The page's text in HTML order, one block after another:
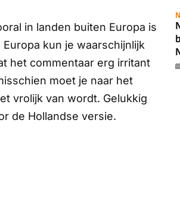
in landen buiten Europa is
kun je waarschijnlijk
het commentaar erg irritant
moet je naar het
vrolijk van wordt. Gelukkig
de Hollandse versie.